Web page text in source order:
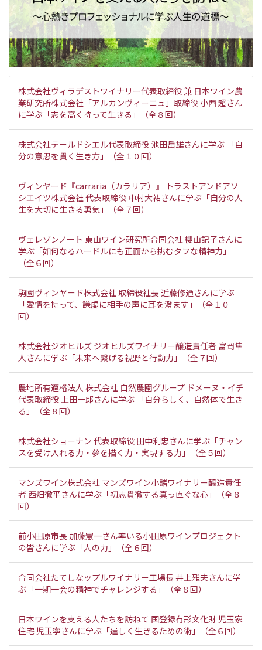
株式会社ヴィラデストワイナリー代表取締役 兼 日本ワイン農
業研究所株式会社「アルカンヴィーニュ」取締役 小西 超さん
に学ぶ「志を高く持って生きる」（全８回）
株式会社テールドシエル代表取締役 池田岳雄さんに学ぶ 「自
分の意思を貫く生き方」（全１０回）
ヴィンヤード『carraria（カラリア）』 トラストアンドアソ
シエイツ株式会社 代表取締役 中村大祐さんに学ぶ「自分の人
生を大切に生きる勇気」（全７回）
ヴェレゾンノート 東山ワイン研究所合同会社 櫻山記子さんに
学ぶ「如何なるハードルにも正面から挑むタフな精神力」
（全６回）
駒園ヴィンヤード株式会社 取締役社長 近藤修通さんに学ぶ
「愛情を持って、謙虚に相手の声に耳を澄ます」（全１０
回）
株式会社ジオヒルズ ジオヒルズワイナリー醸造責任者 富岡隼
人さんに学ぶ「未来へ繋げる視野と行動力」（全７回）
農地所有適格法人 株式会社 自然農園グループ ドメーヌ・イチ
代表取締役 上田一郎さんに学ぶ 「自分らしく、自然体で生き
る」（全８回）
株式会社ショーナン 代表取締役 田中利忠さんに学ぶ「チャン
スを受け入れる力・夢を描く力・実現する力」（全５回）
マンズワイン株式会社 マンズワイン小諸ワイナリー醸造責任
者 西畑徹平さんに学ぶ「初志貫徹する真っ直ぐな心」（全８
回）
前小田原市長 加藤憲一さん率いる小田原ワインプロジェクト
の皆さんに学ぶ「人の力」（全６回）
合同会社たてしなップルワイナリー工場長 井上雅夫さんに学
ぶ「一期一会の精神でチャレンジする」（全８回）
日本ワインを支える人たちを訪ねて 国登録有形文化財 児玉家
住宅 児玉寧さんに学ぶ「逞しく生きるための術」（全６回）